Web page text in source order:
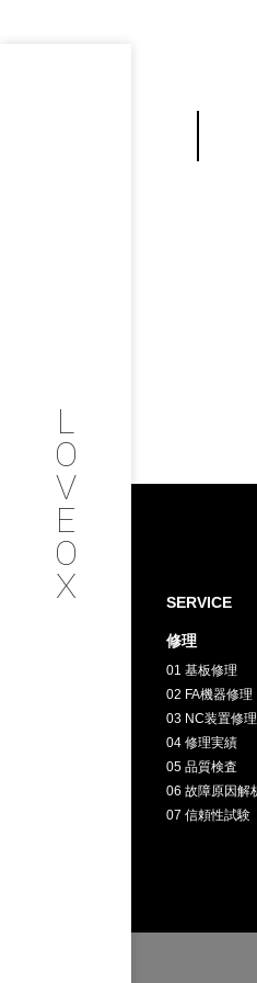
L
O
V
E
O
X
フ
お客
採用
SERVICE
修理
01 基板修理
02 FA機器修理
03 NC装置修理
04 修理実績
05 品質検査
06 故障原因解
07 信頼性試験